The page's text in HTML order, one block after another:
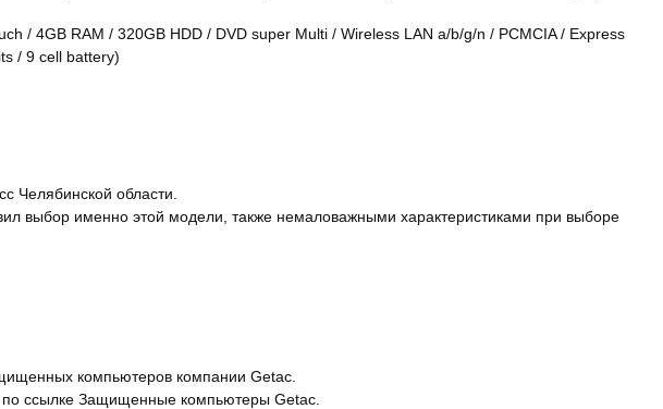
/ 4GB RAM / 320GB HDD / DVD super Multi / Wireless LAN a/b/g/n / PCMCIA / Express
/ 9 cell battery)
Челябинской области.
выбор именно этой модели, также немаловажными характеристиками при выборе
компьютеров компании Getac.
ссылке Защищенные компьютеры Getac.